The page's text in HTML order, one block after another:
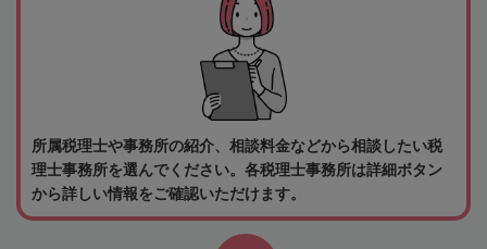
所属税理士や事務所の紹介、相談料金などから相談したい税
理士事務所を選んでください。各税理士事務所は詳細ボタン
から詳しい情報をご確認いただけます。